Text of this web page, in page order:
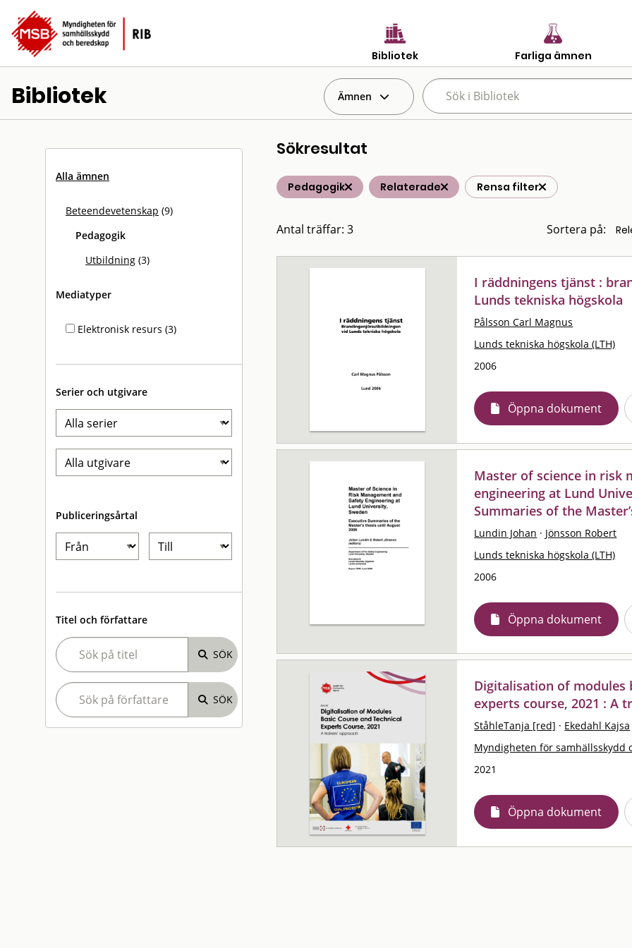
Bibliotek Farliga ämnen
Bibliotek Ämnen
Alla ämnen
Beteendevetenskap (9)
Pedagogik
Utbildning (3)
Mediatyper
Elektronisk resurs (3)
Serier och utgivare
Publiceringsårtal
Titel och författare
Sökresultat
Pedagogik Relaterade Rensa filter
Antal träffar: 3 Sortera på:
I räddningens tjänst :
Lunds tekniska högskola
Pålsson Carl Magnus
Lunds tekniska högskola (LTH)
2006
Öppna dokument
Master of science in risk
engineering at Lund
Summaries of the
Lundin Johan · Jönsson Robert
Lunds tekniska högskola (LTH)
2006
Öppna dokument
Digitalisation of modules
experts course, 2021 : A
StåhleTanja [red] · Ekedahl Kajsa
Myndigheten för samhällsskydd
2021
Öppna dokument